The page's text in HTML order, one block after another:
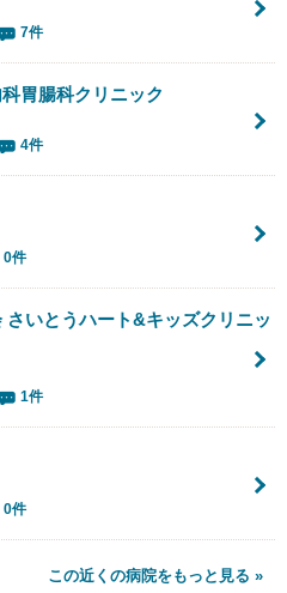
7件
胃腸科クリニック
4件
0件
さいとうハート&キッズクリニッ
1件
0件
この近くの病院をもっと見る »